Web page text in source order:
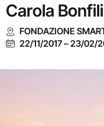
Carola
FONDAZIONE
22/11/2017–23/02/